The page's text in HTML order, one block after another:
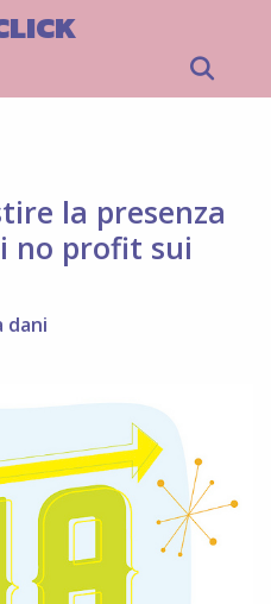
la presenza
no profit sui
dani